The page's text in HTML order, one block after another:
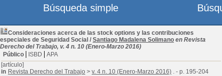
Consideraciones acerca de las stock options y las contribuciones
especiales de Seguridad Social / Santiago Madalena Solimano en Revista
Derecho del Trabajo, v. 4 n. 10 (Enero-Marzo 2016)
Público
ISBD
APA
[artículo]
in Revista Derecho del Trabajo > v. 4 n. 10 (Enero-Marzo 2016) . - p. 195-204
Búsqueda simple